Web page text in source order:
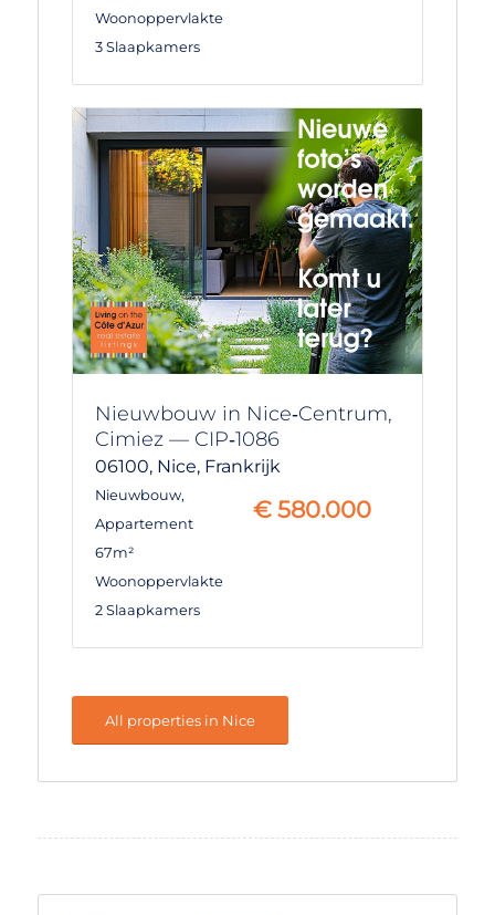
Woonoppervlakte
3 Slaapkamers
Nieuwbouw in Nice‑Centrum,
Cimiez — CIP‑1086
06100, Nice, Frankrijk
Nieuwbouw,
Appartement
67m²
Woonoppervlakte
2 Slaapkamers
€ 580.000
All properties in Nice